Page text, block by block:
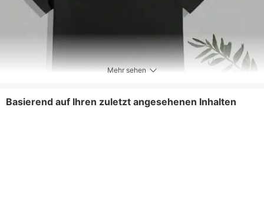
Mehr sehen
Basierend auf Ihren zuletzt angesehenen Inhalten